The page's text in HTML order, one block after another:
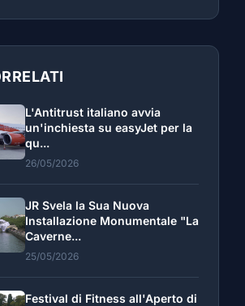
L'Antitrust italiano avvia
un'inchiesta su easyJet per la
qu...
26/05/2026
JR Svela la Sua Nuova
Installazione Monumentale "La
Caverne...
25/05/2026
Festival di Fitness all'Aperto di